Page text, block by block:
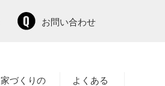
お問い合わせ
家づくりの
よくある